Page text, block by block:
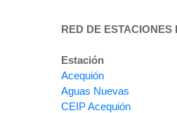
RED DE
Estación
Acequión
Aguas Nuevas
CEIP Acequión